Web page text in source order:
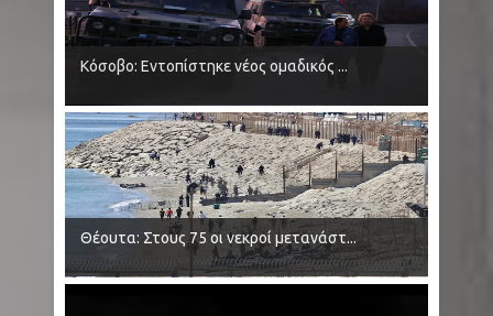
Κόσοβο: Εντοπίστηκε νέος ομαδικός ...
Θέουτα: Στους 75 οι νεκροί μετανάστ...